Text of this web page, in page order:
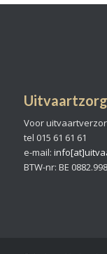
Uitvaartzorg
Voor
tel 015 61 61 61
e-mail:
BTW-nr: BE